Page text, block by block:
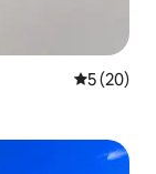
5 de uma
5 (20)